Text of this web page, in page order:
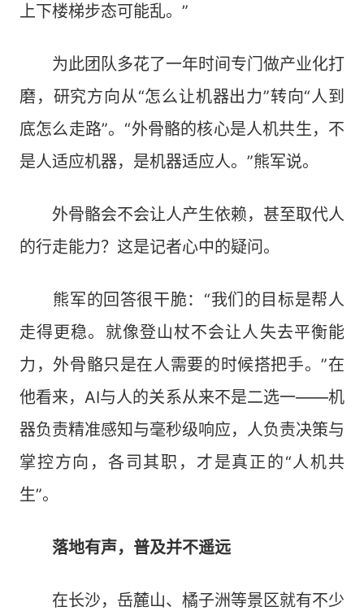
上下楼梯步态可能乱。”
为此团队多花了一年时间专门做产业化打
磨，研究方向从“怎么让机器出力”转向“人到
底怎么走路”。“外骨骼的核心是人机共生，不
是人适应机器，是机器适应人。”熊军说。
外骨骼会不会让人产生依赖，甚至取代人
的行走能力？这是记者心中的疑问。
熊军的回答很干脆：“我们的目标是帮人
走得更稳。就像登山杖不会让人失去平衡能
力，外骨骼只是在人需要的时候搭把手。”在
他看来，AI与人的关系从来不是二选一——机
器负责精准感知与毫秒级响应，人负责决策与
掌控方向，各司其职，才是真正的“人机共
生”。
落地有声，普及并不遥远
在长沙，岳麓山、橘子洲等景区就有不少